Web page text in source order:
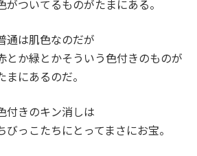
がついてるものがたまにある。
通は肌色なのだが
とか緑とかそういう色付きのものが
まにあるのだ。
付きのキン消しは
びっこたちにとってまさにお宝。